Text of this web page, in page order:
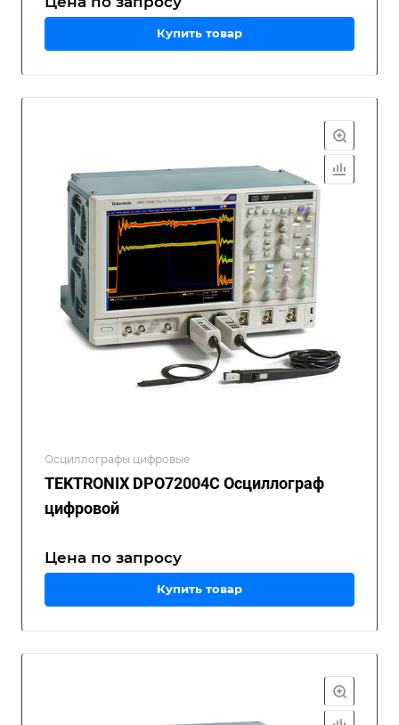
Купить товар
Осциллографы цифровые
TEKTRONIX DPO72004C Осциллограф
цифровой
Цена по запросу
Купить товар